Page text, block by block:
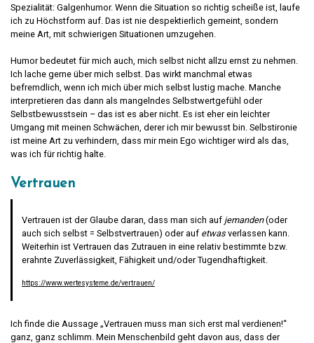
Spezialität: Galgenhumor. Wenn die Situation so richtig scheiße ist, laufe
ich zu Höchstform auf. Das ist nie despektierlich gemeint, sondern
meine Art, mit schwierigen Situationen umzugehen.
Humor bedeutet für mich auch, mich selbst nicht allzu ernst zu nehmen.
Ich lache gerne über mich selbst. Das wirkt manchmal etwas
befremdlich, wenn ich mich über mich selbst lustig mache. Manche
interpretieren das dann als mangelndes Selbstwertgefühl oder
Selbstbewusstsein – das ist es aber nicht. Es ist eher ein leichter
Umgang mit meinen Schwächen, derer ich mir bewusst bin. Selbstironie
ist meine Art zu verhindern, dass mir mein Ego wichtiger wird als das,
was ich für richtig halte.
Vertrauen
Vertrauen ist der Glaube daran, dass man sich auf jemanden(oder
auch sich selbst = Selbstvertrauen) oder auf etwasverlassen kann.
Weiterhin ist Vertrauen das Zutrauen in eine relativ bestimmte bzw.
erahnte Zuverlässigkeit, Fähigkeit und/oder Tugendhaftigkeit.
https://www.wertesysteme.de/vertrauen/
Ich finde die Aussage „Vertrauen muss man sich erst mal verdienen!“
ganz, ganz schlimm. Mein Menschenbild geht davon aus, dass der